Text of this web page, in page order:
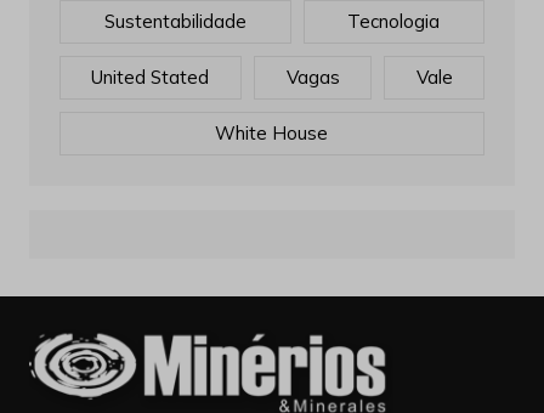
Sustentabilidade Tecnologia
United Stated Vagas Vale
White House